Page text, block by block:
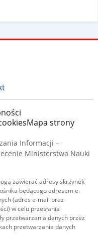
Mapa strony
Informacji –
Ministerstwa Nauki
zawierać adresy skrzynek
będącego adresem e-
(adres e-mail oraz
w celu przesłania
przetwarzania danych przez
przetwarzania danych